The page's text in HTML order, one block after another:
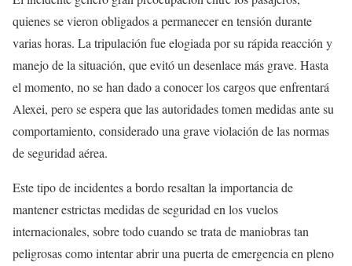
quienes se vieron obligados a permanecer en tensión durante
varias horas. La tripulación fue elogiada por su rápida reacción y
manejo de la situación, que evitó un desenlace más grave. Hasta
el momento, no se han dado a conocer los cargos que enfrentará
Alexei, pero se espera que las autoridades tomen medidas ante su
comportamiento, considerado una grave violación de las normas
de seguridad aérea.
Este tipo de incidentes a bordo resaltan la importancia de
mantener estrictas medidas de seguridad en los vuelos
internacionales, sobre todo cuando se trata de maniobras tan
peligrosas como intentar abrir una puerta de emergencia en pleno